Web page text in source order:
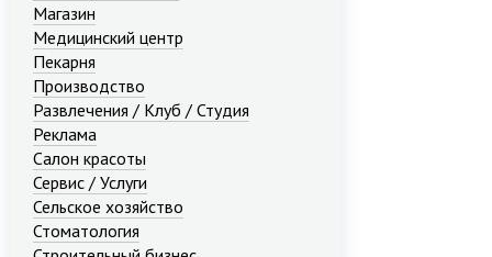
Магазин
Медицинский центр
Пекарня
Производство
Развлечения / Клуб / Студия
Реклама
Салон красоты
Сервис / Услуги
Сельское хозяйство
Стоматология